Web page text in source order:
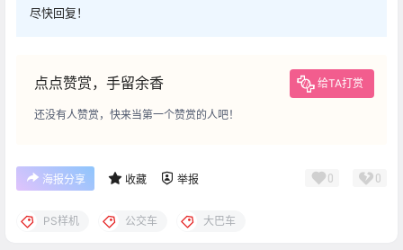
尽快回复！
点点赞赏，手留余香 给TA打赏
还没有人赞赏，快来当第一个赞赏的人吧！
海报分享 收藏 举报 0 0
PS样机 公交车 大巴车